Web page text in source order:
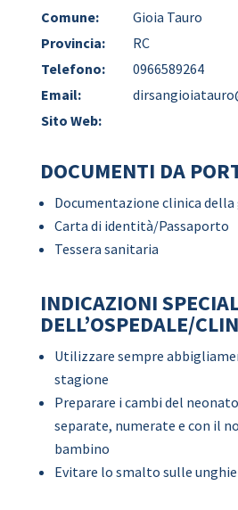
Comune:
Gioia Tauro
Provincia:
RC
Telefono:
0966589264
Email:
Sito Web:
DOCUMENTI DA
Documentazione clinica della
Carta di identità/Passaporto
Tessera sanitaria
INDICAZIONI
DELL’OSPEDALE/
Utilizzare sempre
stagione
Preparare i cambi del
separate, numerate e con il
bambino
Evitare lo smalto sulle unghie